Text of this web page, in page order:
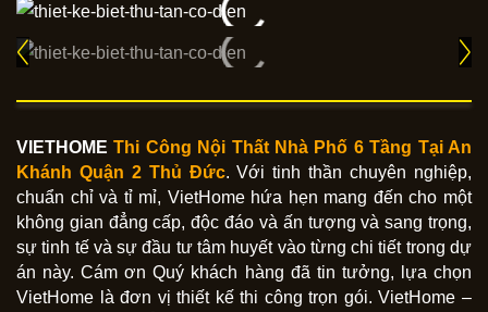
VIETHOMEThi Công Nội Thất Nhà Phố 6 Tầng Tại An
Khánh Quận 2 Thủ Đức. Với tinh thần chuyên nghiệp,
chuẩn chỉ và tỉ mỉ, VietHome hứa hẹn mang đến cho một
không gian đẳng cấp, độc đáo và ấn tượng và sang trọng,
sự tinh tế và sự đầu tư tâm huyết vào từng chi tiết trong dự
án này. Cám ơn Quý khách hàng đã tin tưởng, lựa chọn
VietHome là đơn vị thiết kế thi công trọn gói. VietHome –